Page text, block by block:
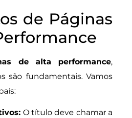
de Páginas
de alta performance,
são fundamentais. Vamos
O título deve chamar a